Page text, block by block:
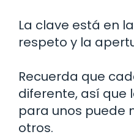
La clave está en
respeto y la
Recuerda que
diferente, así que
para unos puede
otros.